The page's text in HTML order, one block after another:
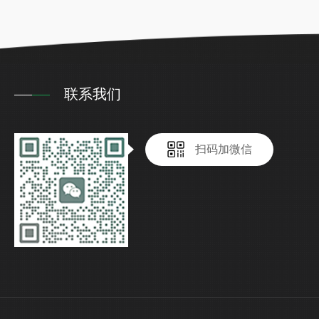
联系我们
扫码加微信